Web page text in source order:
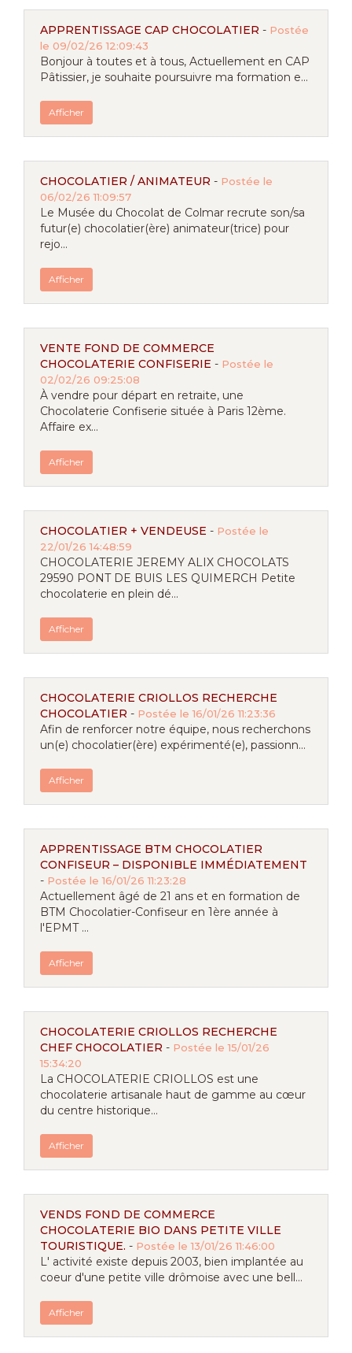
APPRENTISSAGE CAP CHOCOLATIER - Postée
le 09/02/26 12:09:43
Bonjour à toutes et à tous, Actuellement en CAP
Pâtissier, je souhaite poursuivre ma formation e...
Afficher
CHOCOLATIER / ANIMATEUR - Postée le
06/02/26 11:09:57
Le Musée du Chocolat de Colmar recrute son/sa
futur(e) chocolatier(ère) animateur(trice) pour
rejo...
Afficher
VENTE FOND DE COMMERCE
CHOCOLATERIE CONFISERIE - Postée le
02/02/26 09:25:08
À vendre pour départ en retraite, une
Chocolaterie Confiserie située à Paris 12ème.
Affaire ex...
Afficher
CHOCOLATIER + VENDEUSE - Postée le
22/01/26 14:48:59
CHOCOLATERIE JEREMY ALIX CHOCOLATS
29590 PONT DE BUIS LES QUIMERCH Petite
chocolaterie en plein dé...
Afficher
CHOCOLATERIE CRIOLLOS RECHERCHE
CHOCOLATIER - Postée le 16/01/26 11:23:36
Afin de renforcer notre équipe, nous recherchons
un(e) chocolatier(ère) expérimenté(e), passionn...
Afficher
APPRENTISSAGE BTM CHOCOLATIER
CONFISEUR – DISPONIBLE IMMÉDIATEMENT
- Postée le 16/01/26 11:23:28
Actuellement âgé de 21 ans et en formation de
BTM Chocolatier-Confiseur en 1ère année à
l'EPMT ...
Afficher
CHOCOLATERIE CRIOLLOS RECHERCHE
CHEF CHOCOLATIER - Postée le 15/01/26
15:34:20
La CHOCOLATERIE CRIOLLOS est une
chocolaterie artisanale haut de gamme au cœur
du centre historique...
Afficher
VENDS FOND DE COMMERCE
CHOCOLATERIE BIO DANS PETITE VILLE
TOURISTIQUE. - Postée le 13/01/26 11:46:00
L' activité existe depuis 2003, bien implantée au
coeur d'une petite ville drômoise avec une bell...
Afficher